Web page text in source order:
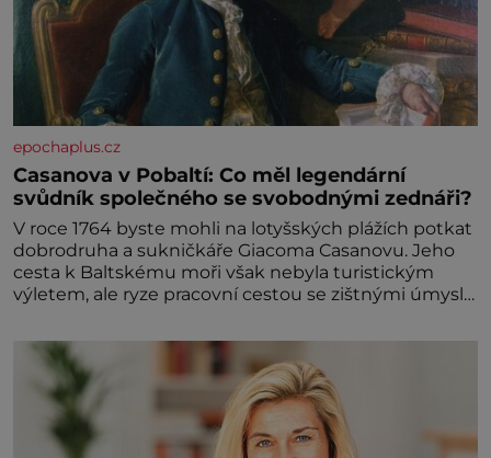
epochaplus.cz
Casanova v Pobaltí: Co měl legendární
svůdník společného se svobodnými zednáři?
V roce 1764 byste mohli na lotyšských plážích potkat
dobrodruha a sukničkáře Giacoma Casanovu. Jeho
cesta k Baltskému moři však nebyla turistickým
výletem, ale ryze pracovní cestou se zištnými úmysly.
procházel uličkami lotyšské Rigy? Casanova v Pobaltí
kontaktoval tamní zednářské lóže. Nebyl v této
oblasti žádným nováčkem, protože do zednářské